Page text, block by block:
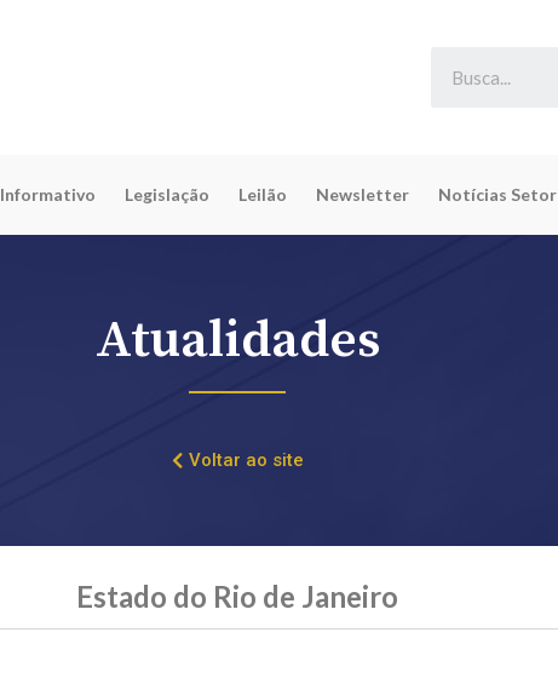
Informativo Legislação Leilão Newsletter Notícias Setor
Atualidades
Voltar ao site
Estado do Rio de Janeiro